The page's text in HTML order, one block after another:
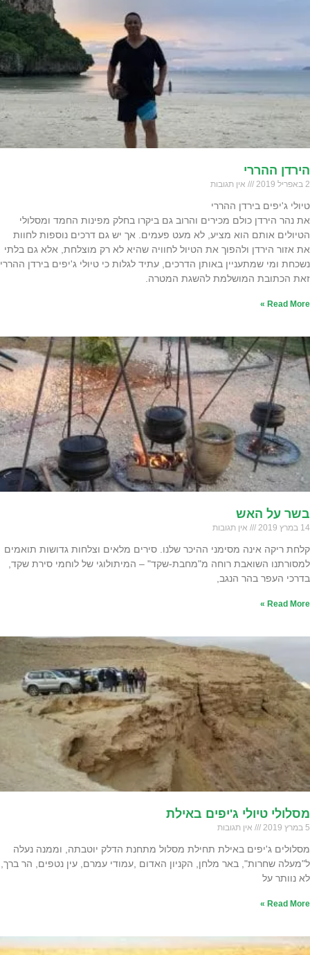
הירדן ההררי
2 באפריל 2019 אין תגובות
טיולי ג'יפים בירדן ההררי
את נהר הירדן כולם מכירים והרוב גם ביקרו בחלק מפינות החמד ומסלולי
הטיולים אותם הוא מציע, לא מעט פעמים. אך יש גם דרכים נוספות לחוות
את אזור הירדן ולהפוך את הטיול לחוויה שהיא לא רק מוצלחת, אלא גם בלתי
נשכחת ומי שמתעניין באותן הדרכים, עתיד לגלות כי טיולי ג'יפים בירדן ההררי
זאת הכתובת המושלמת להשגת המטרה.
Read More »
בשר על האש
14 במרץ 2019 אין תגובות
קלחת ריקה אינה מסימני ההיכר שלנו. סירים מלאים וצלחות גדושות תואמים
למסורתנו השואבת רוחה מ"מחבת-שקד" – המיתולוגי של לוחמי סירת שקד,
בדרכי העפר בהר הנגב,
Read More »
מסלולי טיולי ג'יפים באילת
5 במרץ 2019 אין תגובות
מסלולים ג'יפים באילת תחילת מסלול מתחנת הדלק יוטבתה, וממנה נעלה
ל"מעלה שחרות", באר מלחן, הקניון האדום ,עמודי עמרם, עין נטפים, הר ברך,
לא נוותר על
Read More »